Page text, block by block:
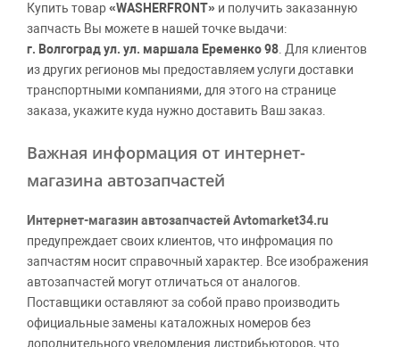
Купить товар«WASHERFRONT» и получить заказанную
запчасть Вы можете в нашей точке выдачи:
г. Волгоград ул. ул. маршала Еременко 98 . Для клиентов
из других регионов мы предоставляем услуги доставки
транспортными компаниями, для этого на странице
заказа, укажите куда нужно доставить Ваш заказ.
Важная информация от интернет-
магазина автозапчастей
Интернет-магазин автозапчастей Avtomarket34.ru
предупреждает своих клиентов, что инфромация по
запчастям носит справочный характер. Все изображения
автозапчастей могут отличаться от аналогов.
Поставщики оставляют за собой право производить
официальные замены каталожных номеров без
дополнительного уведомления дистрибьюторов, что